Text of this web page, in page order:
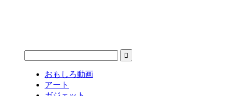
おもしろ動画
アート